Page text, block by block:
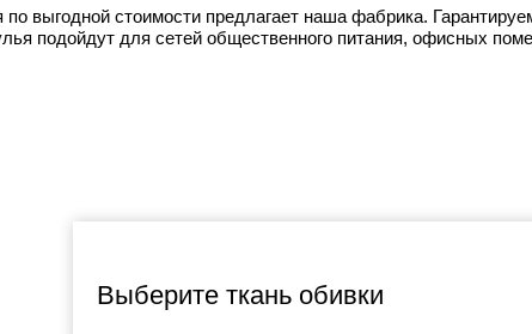
выгодной стоимости предлагает наша фабрика.
подойдут для сетей общественного питания, офисных
Выберите ткань обивки